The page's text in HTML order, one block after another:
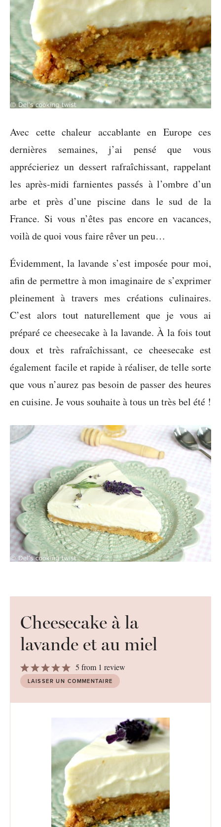
Avec cette chaleur accablante en Europe ces
dernières semaines, j’ai pensé que vous
apprécieriez un dessert rafraîchissant, rappelant
les après-midi farnientes passés à l’ombre d’un
arbe et près d’une piscine dans le sud de la
France. Si vous n’êtes pas encore en vacances,
voilà de quoi vous faire rêver un peu…
Évidemment, la lavande s’est imposée pour moi,
afin de permettre à mon imaginaire de s’exprimer
pleinement à travers mes créations culinaires.
C’est alors tout naturellement que je vous ai
préparé ce cheesecake à la lavande. À la fois tout
doux et très rafraîchissant, ce cheesecake est
également facile et rapide à réaliser, de telle sorte
que vous n’aurez pas besoin de passer des heures
en cuisine. Je vous souhaite à tous un très bel été !
Cheesecake à la
lavande et au miel
5
Stars
4
Stars
3
Stars
2
Stars
1
Star
5 from 1 review
LAISSER UN COMMENTAIRE